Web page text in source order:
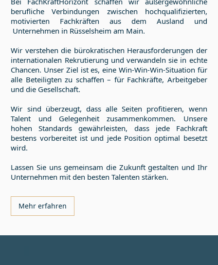
berufliche Verbindungen zwischen hochqualifizierten,
motivierten Fachkräften aus dem Ausland und
Unternehmen in Rüsselsheim am Main.
Wir verstehen die bürokratischen Herausforderungen der
internationalen Rekrutierung und verwandeln sie in echte
Chancen. Unser Ziel ist es, eine Win-Win-Win-Situation für
alle Beteiligten zu schaffen – für Fachkräfte, Arbeitgeber
und die Gesellschaft.
Wir sind überzeugt, dass alle Seiten profitieren, wenn
Talent und Gelegenheit zusammenkommen. Unsere
hohen Standards gewährleisten, dass jede Fachkraft
bestens vorbereitet ist und jede Position optimal besetzt
wird.
Lassen Sie uns gemeinsam die Zukunft gestalten und Ihr
Unternehmen mit den besten Talenten stärken.
Mehr erfahren